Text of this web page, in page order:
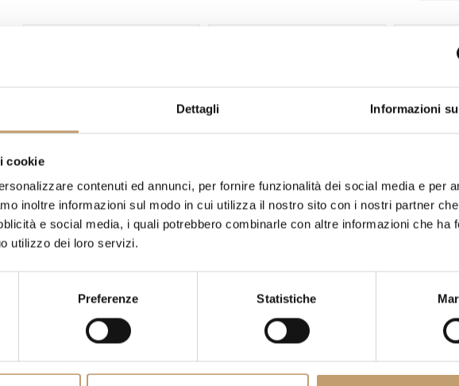
Dettagli Informazioni
cookie
contenuti ed annunci, per fornire funzionalità dei social media e per
inoltre informazioni sul modo in cui utilizza il nostro sito con i nostri partner
e social media, i quali potrebbero combinarle con altre informazioni che ha
utilizzo dei loro servizi.
Preferenze Statistiche
Tempur
Ab €1.200
Mittelweich – Tempur
Ab€1.700
Tempur
fest –
Ab€1.700